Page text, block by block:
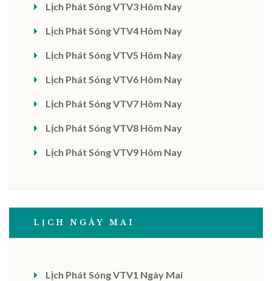
Lịch Phát Sóng VTV3 Hôm Nay
Lịch Phát Sóng VTV4 Hôm Nay
Lịch Phát Sóng VTV5 Hôm Nay
Lịch Phát Sóng VTV6 Hôm Nay
Lịch Phát Sóng VTV7 Hôm Nay
Lịch Phát Sóng VTV8 Hôm Nay
Lịch Phát Sóng VTV9 Hôm Nay
LỊCH NGÀY MAI
Lịch Phát Sóng VTV1 Ngày Mai